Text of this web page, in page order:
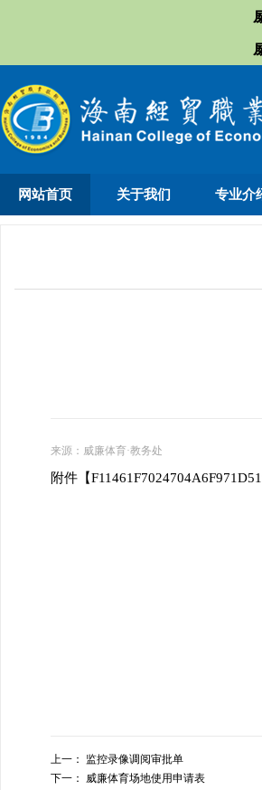
网站首页 关于我们 专业介
来源： 威廉体育·教务处
附件【
上一：
监控录像调阅审批单
下一：
威廉体育场地使用申请表